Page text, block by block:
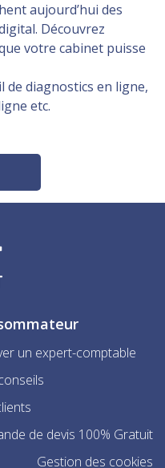
aujourd’hui des
Découvrez
votre cabinet puisse
de diagnostics en ligne,
etc.
un expert-comptable
de devis 100% Gratuit
Gestion des cookies